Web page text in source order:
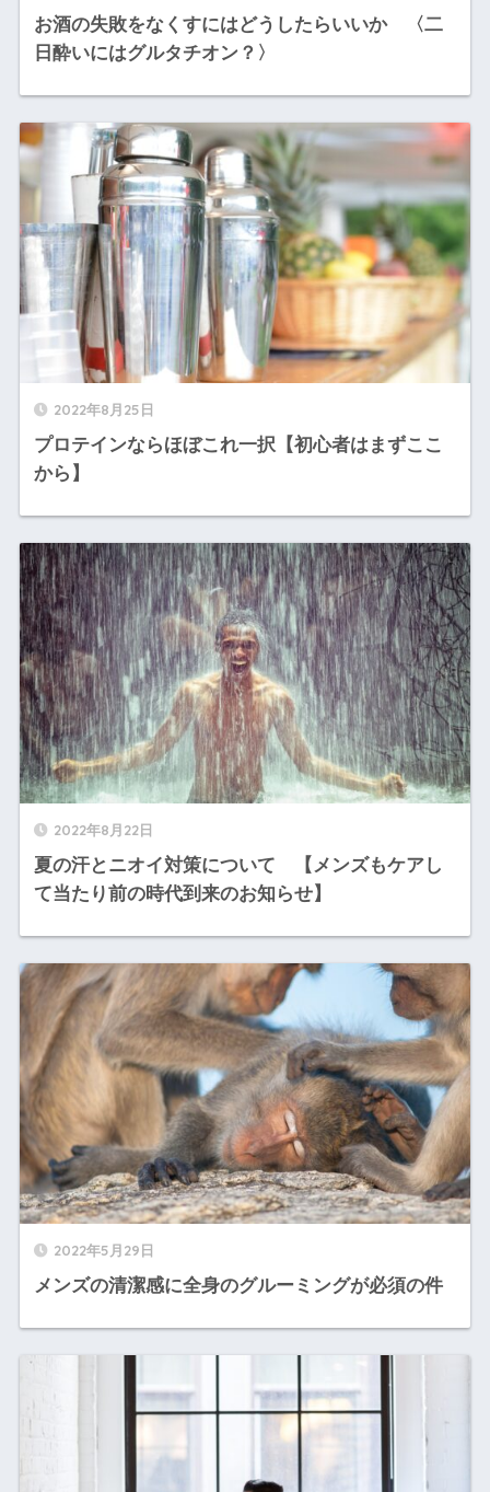
お酒の失敗をなくすにはどうしたらいいか 〈二
日酔いにはグルタチオン？〉
2022年8月25日
プロテインならほぼこれ一択【初心者はまずここ
から】
2022年8月22日
夏の汗とニオイ対策について 【メンズもケアし
て当たり前の時代到来のお知らせ】
2022年5月29日
メンズの清潔感に全身のグルーミングが必須の件